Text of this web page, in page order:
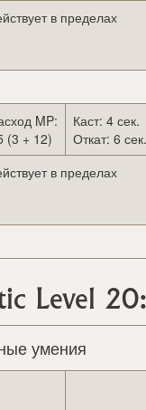
в пределах
MP:
(3 + 12)
Каст: 4 сек.
Откат: 6 сек.
в пределах
Level
умения